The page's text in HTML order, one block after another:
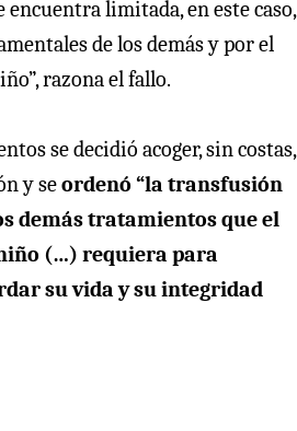
encuentra limitada, en este caso,
de los demás y por el
razona el fallo.
se decidió acoger, sin costas,
y seordenó “la transfusión
demás tratamientos que el
(…) requiera para
su vida y su integridad